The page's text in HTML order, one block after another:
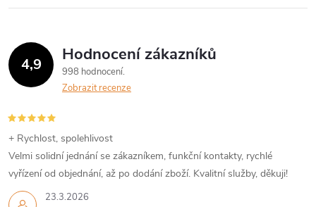
4,9 Hodnocení zákazníků
998 hodnocení
Zobrazit recenze
23.3.2026
+ Rychlost, spolehlivost
Velmi solidní jednání se zákazníkem, funkční kontakty, rychlé
vyřízení od objednání, až po dodání zboží. Kvalitní služby, děkuji!